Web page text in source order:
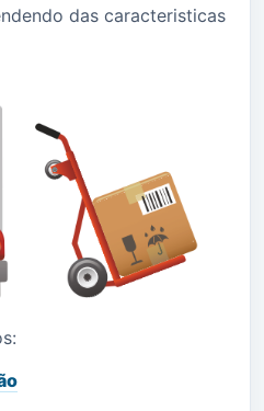
das caracteristicas